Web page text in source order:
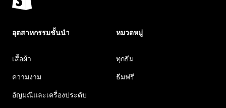
อุตสาหกรรมชั้นนำ
เสื้อผ้า
ความงาม
อัญมณีและเครื่องประดับ
หมวดหมู่
ทุกธีม
ธีมฟรี